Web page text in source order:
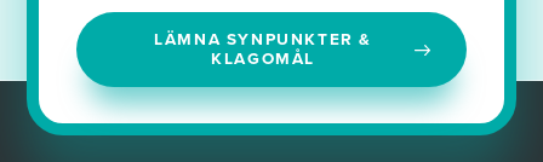
LÄMNA SYNPUNKTER &
KLAGOMÅL